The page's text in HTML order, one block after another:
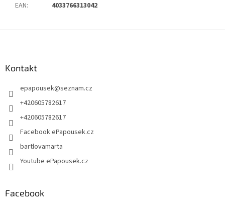
EAN: 4033766313042
Kontakt
epapousek@seznam.cz
+420605782617
+420605782617
Facebook ePapousek.cz
bartlovamarta
Youtube ePapousek.cz
Facebook